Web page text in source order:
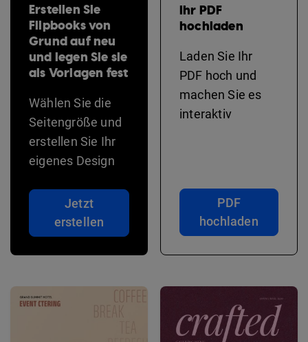
Erstellen Sie
Flipbooks von
Grund auf neu
und legen Sie sie
als Vorlagen fest
Wählen Sie die
Seitengröße und
erstellen Sie Ihr
eigenes Design
Jetzt
erstellen
Ihr PDF
hochladen
Laden Sie Ihr
PDF hoch und
machen Sie es
interaktiv
PDF
hochladen